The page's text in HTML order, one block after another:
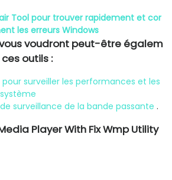
Tool pour trouver rapidement et cor
les erreurs Windows
voudront peut-être égalem
outils :
surveiller les performances et les
surveillance de la bande passante .
Player With Fix Wmp Utility